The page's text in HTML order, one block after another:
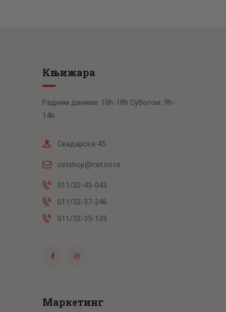
Књижара
Радним данима: 10h-18h Суботом: 9h-
14h
Скадарска 45
cetshop@cet.co.rs
011/32-43-043
011/32-37-246
011/32-35-139
Маркетинг